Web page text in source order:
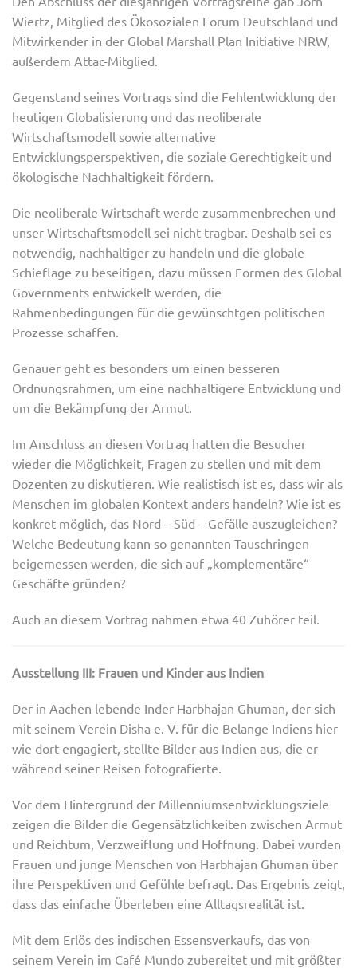
Wiertz, Mitglied des Ökosozialen Forum Deutschland und
Mitwirkender in der Global Marshall Plan Initiative NRW,
außerdem Attac-Mitglied.
Gegenstand seines Vortrags sind die Fehlentwicklung der
heutigen Globalisierung und das neoliberale
Wirtschaftsmodell sowie alternative
Entwicklungsperspektiven, die soziale Gerechtigkeit und
ökologische Nachhaltigkeit fördern.
Die neoliberale Wirtschaft werde zusammenbrechen und
unser Wirtschaftsmodell sei nicht tragbar. Deshalb sei es
notwendig, nachhaltiger zu handeln und die globale
Schieflage zu beseitigen, dazu müssen Formen des Global
Governments entwickelt werden, die
Rahmenbedingungen für die gewünschtgen politischen
Prozesse schaffen.
Genauer geht es besonders um einen besseren
Ordnungsrahmen, um eine nachhaltigere Entwicklung und
um die Bekämpfung der Armut.
Im Anschluss an diesen Vortrag hatten die Besucher
wieder die Möglichkeit, Fragen zu stellen und mit dem
Dozenten zu diskutieren. Wie realistisch ist es, dass wir als
Menschen im globalen Kontext anders handeln? Wie ist es
konkret möglich, das Nord – Süd – Gefälle auszugleichen?
Welche Bedeutung kann so genannten Tauschringen
beigemessen werden, die sich auf „komplementäre“
Geschäfte gründen?
Auch an diesem Vortrag nahmen etwa 40 Zuhörer teil.
Ausstellung III: Frauen und Kinder aus Indien
Der in Aachen lebende Inder Harbhajan Ghuman, der sich
mit seinem Verein Disha e. V. für die Belange Indiens hier
wie dort engagiert, stellte Bilder aus Indien aus, die er
während seiner Reisen fotografierte.
Vor dem Hintergrund der Millenniumsentwicklungsziele
zeigen die Bilder die Gegensätzlichkeiten zwischen Armut
und Reichtum, Verzweiflung und Hoffnung. Dabei wurden
Frauen und junge Menschen von Harbhajan Ghuman über
ihre Perspektiven und Gefühle befragt. Das Ergebnis zeigt,
dass das einfache Überleben eine Alltagsrealität ist.
Mit dem Erlös des indischen Essensverkaufs, das von
seinem Verein im Café Mundo zubereitet und mit größter